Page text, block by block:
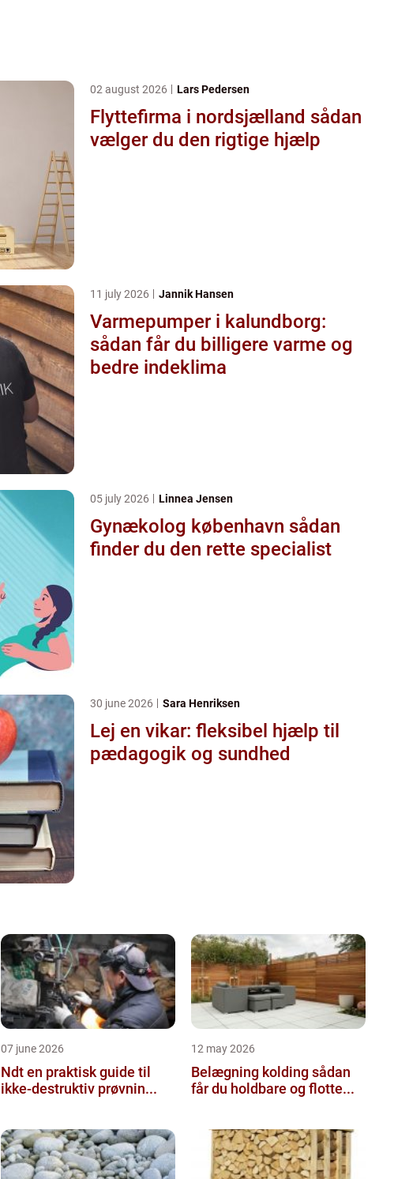
02 august 2026 Lars Pedersen
Flyttefirma i nordsjælland sådan
vælger du den rigtige hjælp
11 july 2026 Jannik Hansen
Varmepumper i kalundborg:
sådan får du billigere varme og
bedre indeklima
05 july 2026 Linnea Jensen
Gynækolog københavn sådan
finder du den rette specialist
30 june 2026 Sara Henriksen
Lej en vikar: fleksibel hjælp til
pædagogik og sundhed
07 june 2026
Ndt en praktisk guide til
ikke-destruktiv prøvnin...
12 may 2026
Belægning kolding sådan
får du holdbare og flotte...